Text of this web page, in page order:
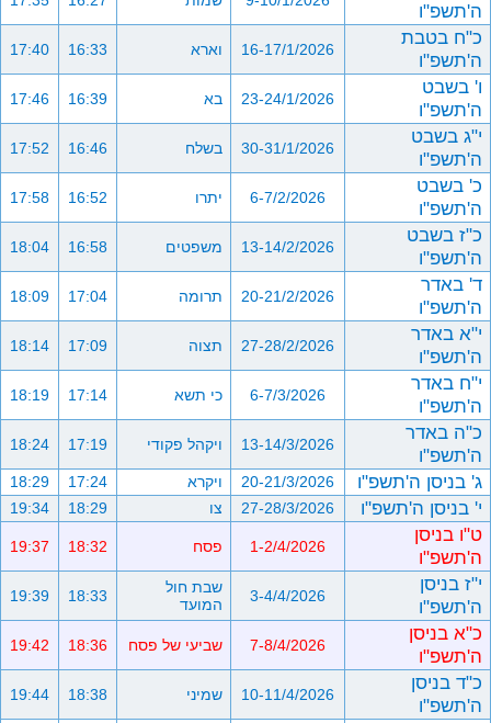
ה'תשפ"ו
כ"ח בטבת
ה'תשפ"ו
16-17/1/2026 וארא 16:33
17:40
ו' בשבט
ה'תשפ"ו
23-24/1/2026 בא 16:39
17:46
י"ג בשבט
ה'תשפ"ו
30-31/1/2026 בשלח 16:46
17:52
כ' בשבט
ה'תשפ"ו
6-7/2/2026 יתרו 16:52
17:58
כ"ז בשבט
ה'תשפ"ו
13-14/2/2026 משפטים 16:58
18:04
ד' באדר
ה'תשפ"ו
20-21/2/2026 תרומה 17:04
18:09
י"א באדר
ה'תשפ"ו
27-28/2/2026 תצוה 17:09
18:14
י"ח באדר
ה'תשפ"ו
6-7/3/2026 כי תשא 17:14
18:19
כ"ה באדר
ה'תשפ"ו
13-14/3/2026 ויקהל פקודי 17:19
18:24
ג' בניסן ה'תשפ"ו 20-21/3/2026 ויקרא 17:24
18:29
י' בניסן ה'תשפ"ו 27-28/3/2026 צו 18:29
19:34
ט"ו בניסן
ה'תשפ"ו
1-2/4/2026 פסח 18:32
19:37
י"ז בניסן
ה'תשפ"ו
3-4/4/2026
שבת חול
המועד
18:33
19:39
כ"א בניסן
ה'תשפ"ו
7-8/4/2026 שביעי של פסח 18:36
19:42
כ"ד בניסן
ה'תשפ"ו
10-11/4/2026 שמיני 18:38
19:44